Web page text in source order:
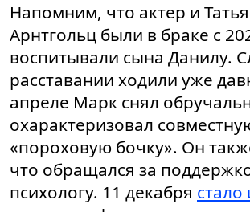
Напомним, что актер и
Арнтгольц были в браке с
воспитывали сына Данилу.
расставании ходили уже
апреле Марк снял
охарактеризовал
«пороховую бочку». Он
что обращался за
психологу. 11 декабря стало